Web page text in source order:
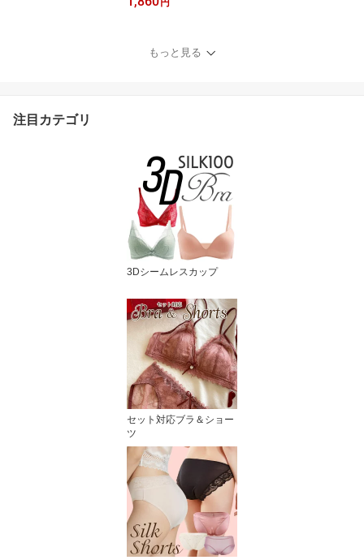
クショーツ パンツ お腹
にやさしい かわいい パ
もっと見る
注目カテゴリ
3Dシームレスカップ
セット対応ブラ＆ショー
ツ